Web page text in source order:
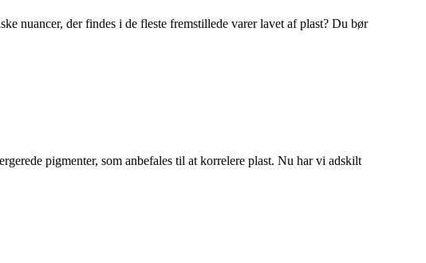
nuancer, der findes i de fleste fremstillede varer lavet af plast? Du bør
pigmenter, som anbefales til at korrelere plast. Nu har vi adskilt